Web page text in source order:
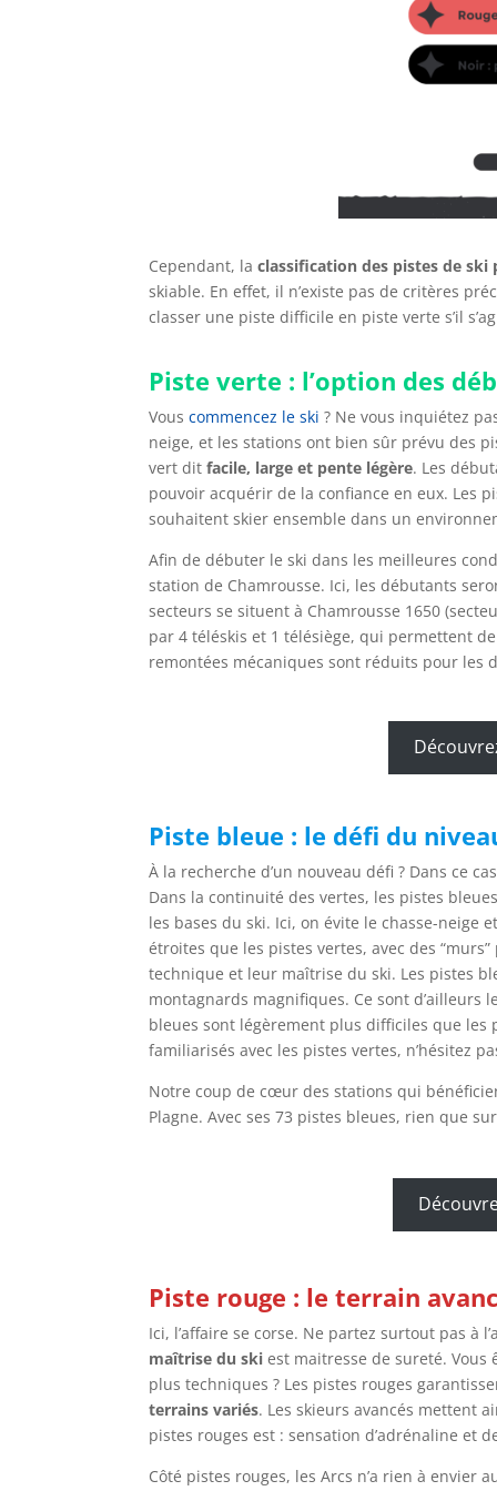
Cependant, laclassification des pistes de
skiable. En effet, il n’existe pas de critères
classer une piste difficile en piste verte s’il
Piste verte : l’option des
Vous commencez le ski ? Ne vous inquiétez
neige, et les stations ont bien sûr prévu des
vert dit facile, large et pente légère. Les
pouvoir acquérir de la confiance en eux. Les
souhaitent skier ensemble dans un
Afin de débuter le ski dans les meilleures
station de Chamrousse. Ici, les débutants
secteurs se situent à Chamrousse 1650
par 4 téléskis et 1 télésiège, qui permettent
remontées mécaniques sont réduits pour les
Piste bleue : le défi du
À la recherche d’un nouveau défi ? Dans ce
Dans la continuité des vertes, les pistes
les bases du ski. Ici, on évite le chasse-neige
étroites que les pistes vertes, avec des
technique et leur maîtrise du ski. Les pistes
montagnards magnifiques. Ce sont d’ailleurs
bleues sont légèrement plus difficiles que les
familiarisés avec les pistes vertes, n’hésitez
Notre coup de cœur des stations qui
Plagne. Avec ses 73 pistes bleues, rien que
Piste rouge : le terrain
Ici, l’affaire se corse. Ne partez surtout pas à
maîtrise du ski est maitresse de sureté. Vous
plus techniques ? Les pistes rouges
terrains variés. Les skieurs avancés mettent
pistes rouges est : sensation d’adrénaline et
Côté pistes rouges, les Arcs n’a rien à envier